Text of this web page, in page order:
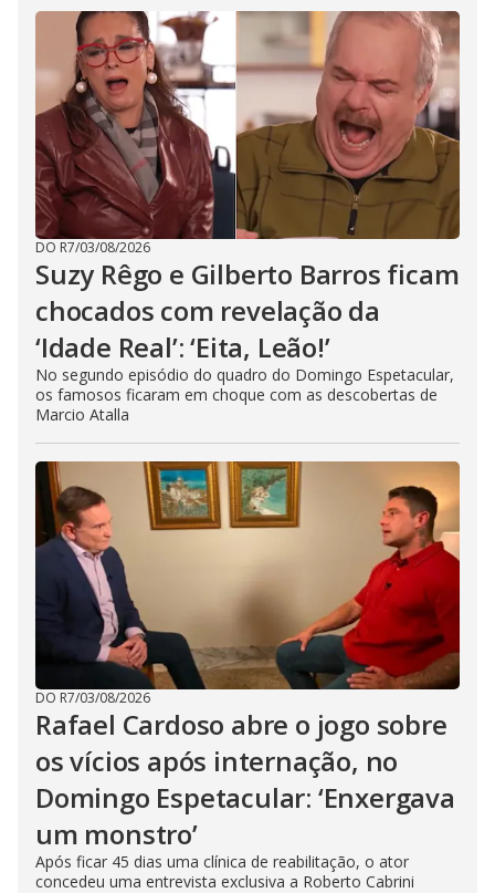
DO R7/03/08/2026
Suzy Rêgo e Gilberto Barros ficam
chocados com revelação da
‘Idade Real’: ‘Eita, Leão!’
No segundo episódio do quadro do Domingo Espetacular,
os famosos ficaram em choque com as descobertas de
Marcio Atalla
DO R7/03/08/2026
Rafael Cardoso abre o jogo sobre
os vícios após internação, no
Domingo Espetacular: ‘Enxergava
um monstro’
Após ficar 45 dias uma clínica de reabilitação, o ator
concedeu uma entrevista exclusiva a Roberto Cabrini